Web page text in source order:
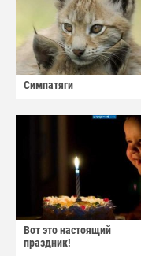
Симпатяги
Вот это настоящий
праздник!